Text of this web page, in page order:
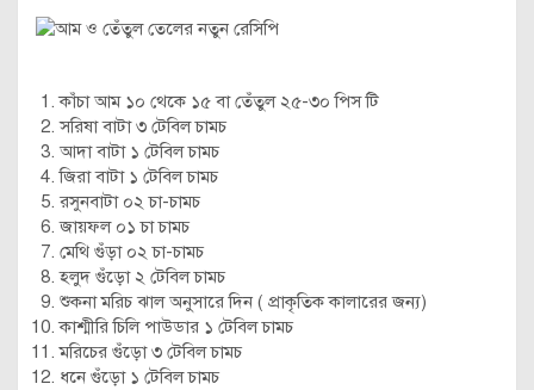
কাঁচা আম ১০ থেকে ১৫ বা তেঁতুল ২৫-৩০ পিস টি
সরিষা বাটা ৩ টেবিল চামচ
আদা বাটা ১ টেবিল চামচ
জিরা বাটা ১ টেবিল চামচ
রসুনবাটা ০২ চা-চামচ
জায়ফল ০১ চা চামচ
মেথি গুঁড়া ০২ চা-চামচ
হলুদ গুঁড়ো ২ টেবিল চামচ
শুকনা মরিচ ঝাল অনুসারে দিন ( প্রাকৃতিক কালারের জন্য)
কাশ্মীরি চিলি পাউডার ১ টেবিল চামচ
মরিচের গুঁড়ো ৩ টেবিল চামচ
ধনে গুঁড়ো ১ টেবিল চামচ